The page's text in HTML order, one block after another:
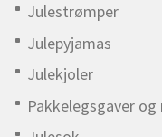
Julestrømper
Julepyjamas
Julekjoler
Pakkelegsgaver